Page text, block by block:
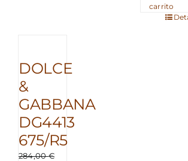
carrito
DOLCE
&
GABBANA
DG4413
675/R5
284,00€